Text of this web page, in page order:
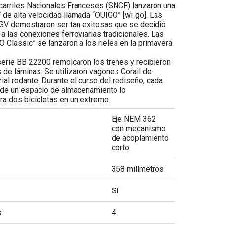
Nacionales Franceses (SNCF) lanzaron una
alta velocidad llamada “OUIGO” [wiˈɡo]. Las
demostraron ser tan exitosas que se decidió
las conexiones ferroviarias tradicionales. Las
Classic” se lanzaron a los rieles en la primavera
BB 22200 remolcaron los trenes y recibieron
láminas. Se utilizaron vagones Corail de
rodante. Durante el curso del rediseño, cada
un espacio de almacenamiento lo
dos bicicletas en un extremo.
Eje NEM 362
con mecanismo
de acoplamiento
corto
358 milímetros
Sí
4